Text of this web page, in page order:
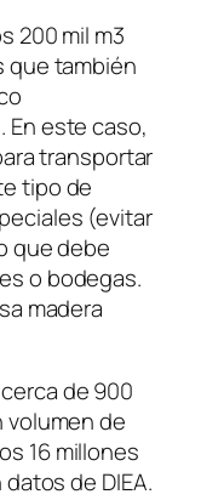
200 mil m3
que también
En este caso,
transportar
tipo de
(evitar
que debe
o bodegas.
madera
de 900
de
16 millones
de DIEA.